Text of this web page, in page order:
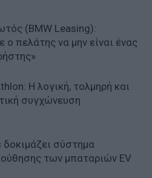
(BMW Leasing):
ο πελάτης να μην είναι ένας
Η λογική, τολμηρή και
συγχώνευση
δοκιμάζει σύστημα
των μπαταριών EV